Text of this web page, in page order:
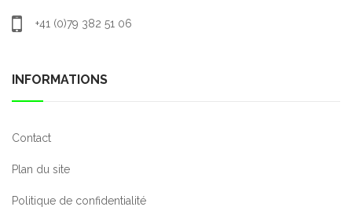
+41 (0)79 382 51 06
INFORMATIONS
Contact
Plan du site
Politique de confidentialité